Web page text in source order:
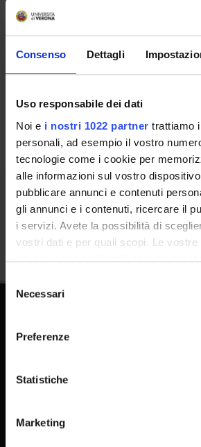
Consenso Dettagli
Uso responsabile dei dati
Noi e i nostri 1022 partner trattiamo
personali, ad esempio il vostro
tecnologie come i cookie per
alle informazioni sul vostro
pubblicare annunci e contenuti
gli annunci e i contenuti, ricercare il
i servizi. Avete la possibilità di
vostri dati e per quali scopi. Le vostre
privacy sono applicabili solo su
modificare o revocare il proprio
momento dalla Dichiarazione sui
raccogliere informazioni sulla
geografica, con
Identificare il tuo dispositivo,
delNecessari
Preferenze
Statistiche
Marketing
Persone
Luoghi
Condividi
E-learning